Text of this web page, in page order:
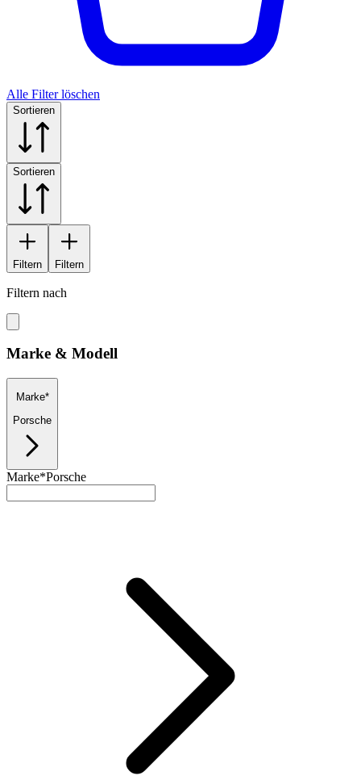
Alle Filter löschen
Sortieren
Sortieren
Filtern Filtern
Filtern nach
Marke & Modell
Marke*
Porsche
Marke*Porsche